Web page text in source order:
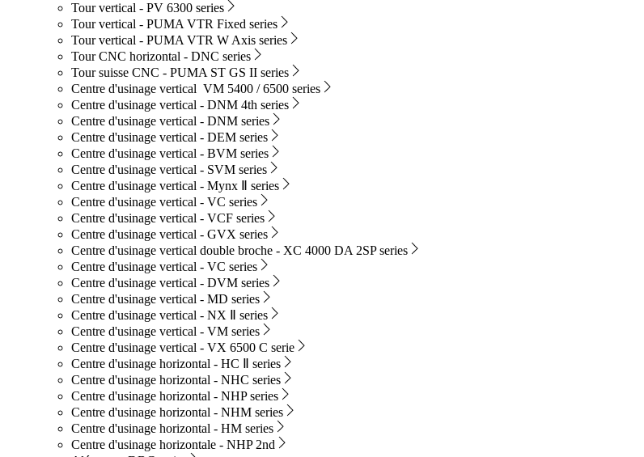
Tour vertical - PV 6300 series
Tour vertical - PUMA VTR Fixed series
Tour vertical - PUMA VTR W Axis series
Tour CNC horizontal - DNC series
Tour suisse CNC - PUMA ST GS II series
Centre d'usinage vertical VM 5400 / 6500 series
Centre d'usinage vertical - DNM 4th series
Centre d'usinage vertical - DNM series
Centre d'usinage vertical - DEM series
Centre d'usinage vertical - BVM series
Centre d'usinage vertical - SVM series
Centre d'usinage vertical - Mynx Ⅱ series
Centre d'usinage vertical - VC series
Centre d'usinage vertical - VCF series
Centre d'usinage vertical - GVX series
Centre d'usinage vertical double broche - XC 4000 DA 2SP series
Centre d'usinage vertical - VC series
Centre d'usinage vertical - DVM series
Centre d'usinage vertical - MD series
Centre d'usinage vertical - NX Ⅱ series
Centre d'usinage vertical - VM series
Centre d'usinage vertical - VX 6500 C serie
Centre d'usinage horizontal - HC Ⅱ series
Centre d'usinage horizontal - NHC series
Centre d'usinage horizontal - NHP series
Centre d'usinage horizontal - NHM series
Centre d'usinage horizontal - HM series
Centre d'usinage horizontale - NHP 2nd